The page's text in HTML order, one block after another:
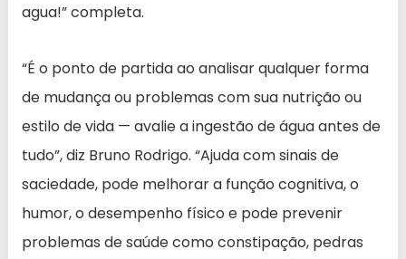
agua!” completa.
“É o ponto de partida ao analisar qualquer forma
de mudança ou problemas com sua nutrição ou
estilo de vida — avalie a ingestão de água antes de
tudo”, diz Bruno Rodrigo. “Ajuda com sinais de
saciedade, pode melhorar a função cognitiva, o
humor, o desempenho físico e pode prevenir
problemas de saúde como constipação, pedras